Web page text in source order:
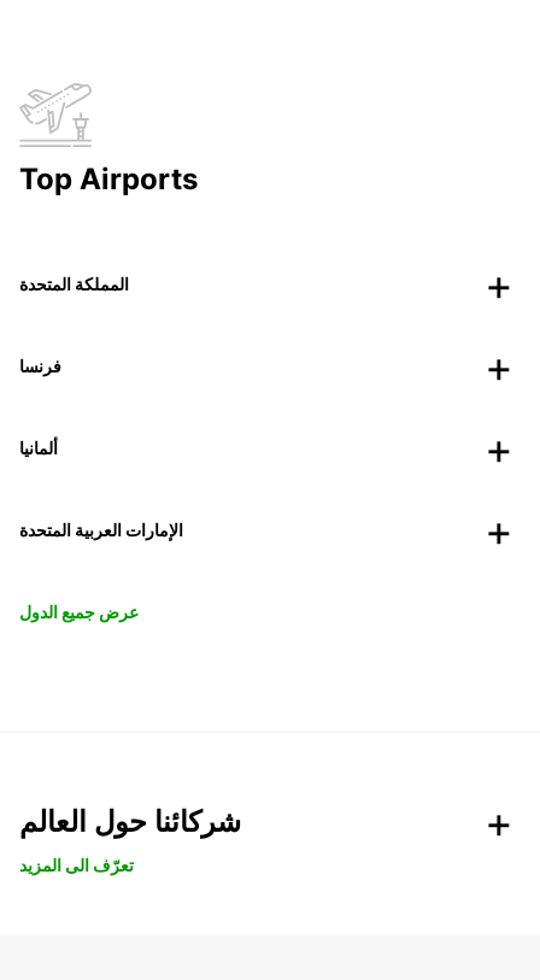
Top Airports
المملكة المتحدة
فرنسا
ألمانيا
الإمارات العربية المتحدة
عرض جميع الدول
شركائنا حول العالم
تعرّف الى المزيد